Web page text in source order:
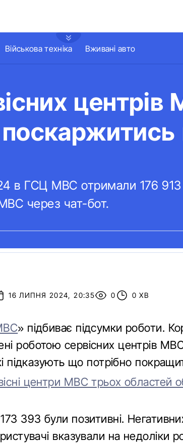
Військова техніка Вживані авто
в ГСЦ МВС отримали 176 913
через чат-бот.
16 ЛИПНЯ 2024, 20:35 0 0 ХВ
» підбиває підсумки роботи.
роботою сервісних центрів
підказують що потрібно
центри МВС трьох областей
393 були позитивні.
вказували на недоліки